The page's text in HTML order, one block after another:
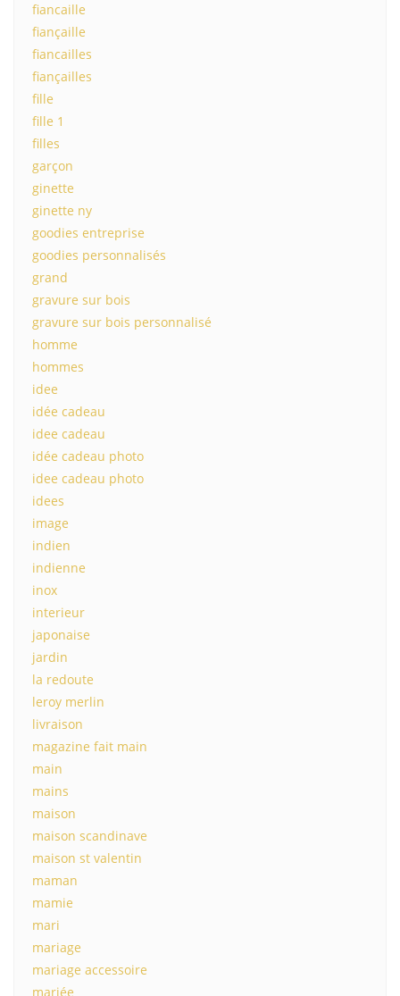
fiancaille
fiançaille
fiancailles
fiançailles
fille
fille 1
filles
garçon
ginette
ginette ny
goodies entreprise
goodies personnalisés
grand
gravure sur bois
gravure sur bois personnalisé
homme
hommes
idee
idée cadeau
idee cadeau
idée cadeau photo
idee cadeau photo
idees
image
indien
indienne
inox
interieur
japonaise
jardin
la redoute
leroy merlin
livraison
magazine fait main
main
mains
maison
maison scandinave
maison st valentin
maman
mamie
mari
mariage
mariage accessoire
mariée